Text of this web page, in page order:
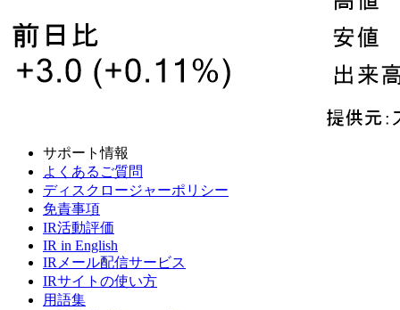
サポート情報
よくあるご質問
ディスクロージャーポリシー
免責事項
IR活動評価
IR in English
IRメール配信サービス
IRサイトの使い方
用語集